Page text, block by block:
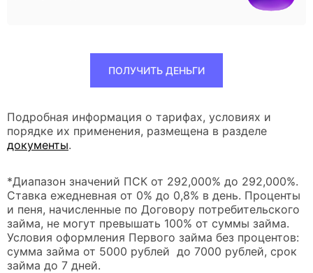
ПОЛУЧИТЬ ДЕНЬГИ
Подробная информация о тарифах, условиях и
порядке их применения, размещена в разделе
документы.
*Диапазон значений ПСК от 292,000% до 292,000%.
Ставка ежедневная от 0% до 0,8% в день. Проценты
и пеня, начисленные по Договору потребительского
займа, не могут превышать 100% от суммы займа.
Условия оформления Первого займа без процентов:
сумма займа от 5000 рублей до 7000 рублей, срок
займа до 7 дней.